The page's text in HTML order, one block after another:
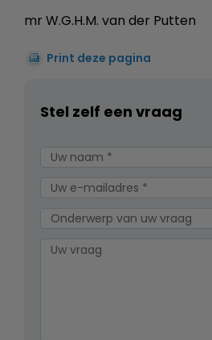
mr W.G.H.M. van der Putten
Print deze pagina
Stel zelf een vraag